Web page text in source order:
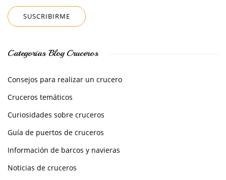
Categorías Blog Cruceros
Consejos para realizar un crucero
Cruceros temáticos
Curiosidades sobre cruceros
Guía de puertos de cruceros
Información de barcos y navieras
Noticias de cruceros